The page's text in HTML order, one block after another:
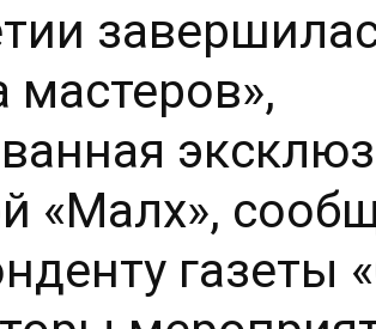
мастеров»,
«Малх»,
газеты